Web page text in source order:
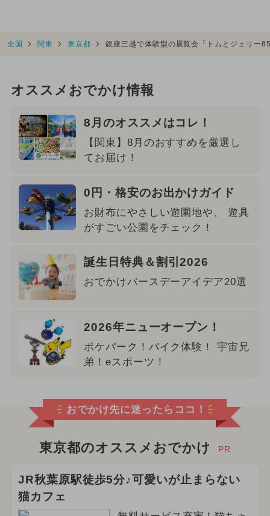
全国 関東 東京都 銀座三越で体験型の展覧会「トムとジェリー
オススメおでかけ情報
8月のオススメはコレ！
【関東】8月のおすすめを厳選し
てお届け！
0円・格安のお出かけガイド
お財布にやさしい遊園地や、 遊具
がすごい公園をチェック！
誕生日特典＆割引2026
おでかけバースデーアイデア20選
2026年ニューオープン！
ポケパーク！バイク体験！ 宇宙兄
弟！eスポーツ！
おでかけ先に迷ったらココ！
東京都のオススメおでかけ PR
JR秋葉原駅徒歩5分♪可愛いが止まらない
猫カフェ